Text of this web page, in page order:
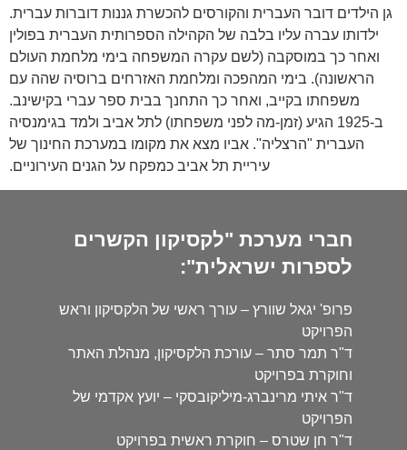
גן הילדים דובר העברית והקורסים להכשרת גננות דוברות עברית.
ילדותו עברה עליו בלבה של הקהילה הספרותית העברית בפולין
ואחר כך במוסקבה (לשם עקרה המשפחה בימי מלחמת העולם
הראשונה). בימי המהפכה ומלחמת האזרחים ברוסיה שהה עם
משפחתו בקייב, ואחר כך התחנך בבית ספר עברי בקישינב.
ב-1925 הגיע (זמן-מה לפני משפחתו) לתל אביב ולמד בגימנסיה
העברית "הרצליה". אביו מצא את מקומו במערכת החינוך של
עיריית תל אביב כמפקח על הגנים העירוניים.
חברי מערכת "לקסיקון הקשרים
לספרות ישראלית":
פרופ' יגאל שוורץ – עורך ראשי של הלקסיקון וראש
הפרויקט
ד"ר תמר סתר – עורכת הלקסיקון, מנהלת האתר
וחוקרת בפרויקט
ד"ר איתי מרינברג-מיליקובסקי – יועץ אקדמי של
הפרויקט
ד"ר חן שטרס – חוקרת ראשית בפרויקט